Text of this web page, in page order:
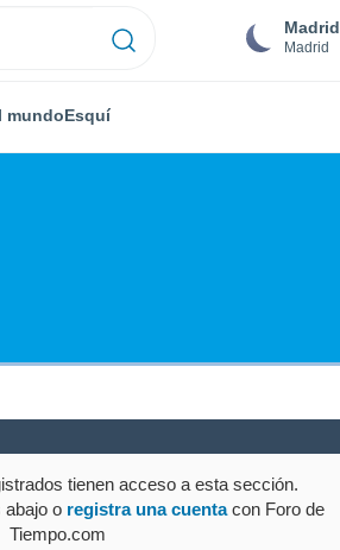
Madrid
Madrid
mundoEsquí
tienen acceso a esta sección.
abajo o registra una cuentacon Foro de
Tiempo.com